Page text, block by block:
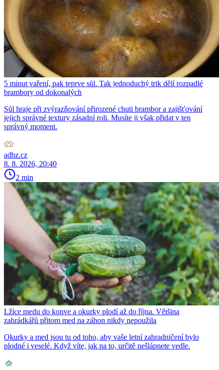
5 minut vaření, pak teprve sůl. Tak jednoduchý trik dělí rozpadlé
brambory od dokonalých
Sůl hraje při zvýrazňování přirozené chuti brambor a zajišťování
jejich správné textury zásadní roli. Musíte ji však přidat v ten
správný moment.
adbz.cz
8. 8. 2026, 20:40
2 min
Lžíce medu do konve a okurky plodí až do října. Většina
zahrádkářů přitom med na záhon nikdy nepoužila
Okurky a med jsou tu od toho, aby vaše letní zahradničení bylo
plodné i veselé. Když víte, jak na to, určitě nešlápnete vedle.